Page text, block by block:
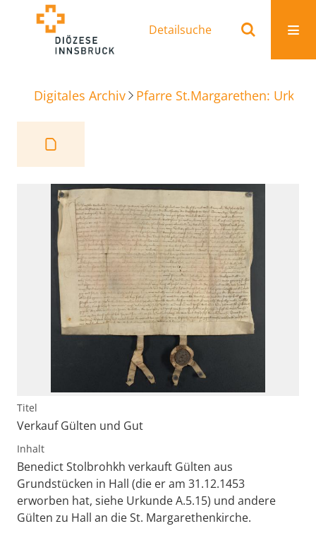
Detailsuche
Digitales Archiv Pfarre St.Margarethen:
Titel
Verkauf Gülten und Gut
Inhalt
Benedict Stolbrohkh verkauft Gülten aus
Grundstücken in Hall (die er am 31.12.1453
erworben hat, siehe Urkunde A.5.15) und andere
Gülten zu Hall an die St. Margarethenkirche.